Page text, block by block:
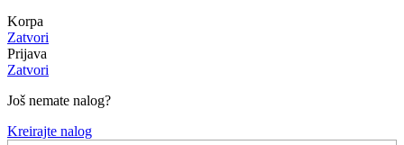
Korpa
Zatvori
Prijava
Zatvori
Još nemate nalog?
Kreirajte nalog